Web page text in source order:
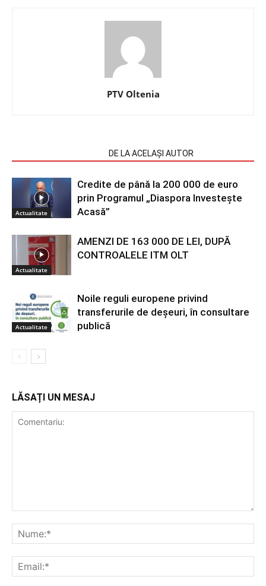
PTV Oltenia
DE LA ACELAȘI AUTOR
Actualitate
Credite de până la 200 000 de euro
prin Programul „Diaspora Investește
Acasă”
Actualitate
AMENZI DE 163 000 DE LEI, DUPĂ
CONTROALELE ITM OLT
Actualitate
Noile reguli europene privind
transferurile de deșeuri, în consultare
publică
LĂSAȚI UN MESAJ